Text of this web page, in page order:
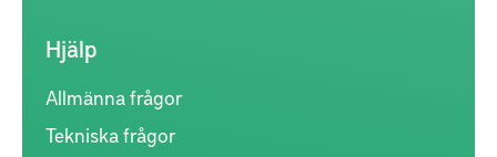
Hjälp
Allmänna frågor
Tekniska frågor